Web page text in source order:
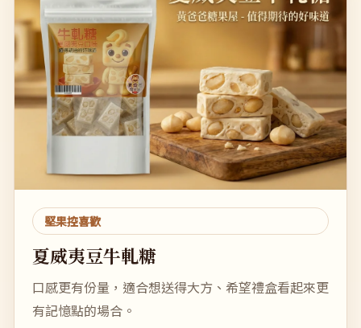
堅果控喜歡
夏威夷豆牛軋糖
口感更有份量，適合想送得大方、希望禮盒看起來更
有記憶點的場合。